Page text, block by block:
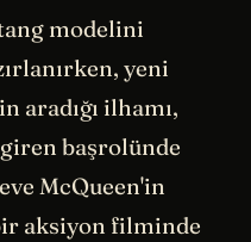
modelini
yeni
aradığı ilhamı,
başrolünde
McQueen'in
aksiyon filminde